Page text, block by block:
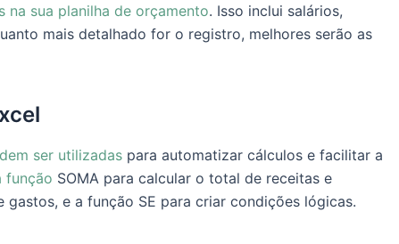
na sua planilha de orçamento. Isso inclui salários,
mais detalhado for o registro, melhores serão as
ser utilizadas para automatizar cálculos e facilitar a
função SOMA para calcular o total de receitas e
e a função SE para criar condições lógicas.